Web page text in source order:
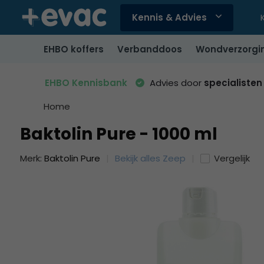
Kennis & Advies
Gebruik
de
pijltjes
beschikbaar
te
EHBO koffers Verbanddoos
EHBO Kennisbank Advies door specialisten
Home
Baktolin Pure - 1000 ml
Merk: Baktolin Pure Bekijk alles Zeep Vergelijk